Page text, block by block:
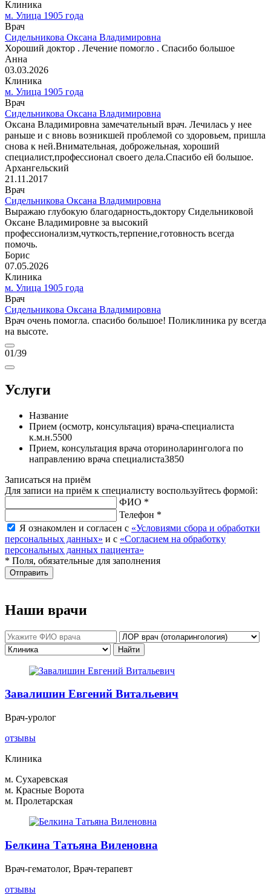
Клиника
м. Улица 1905 года
Врач
Сидельникова Оксана Владимировна
Хороший доктор . Лечение помогло . Спасибо большое
Анна
03.03.2026
Клиника
м. Улица 1905 года
Врач
Сидельникова Оксана Владимировна
Оксана Владимировна замечательный врач. Лечилась у нее
раньше и с вновь возникшей проблемой со здоровьем, пришла
снова к ней.Внимательная, доброжельная, хороший
специалист,профессионал своего дела.Спасибо ей большое.
Архангельский
21.11.2017
Врач
Сидельникова Оксана Владимировна
Выражаю глубокую благодарность,доктору Сидельниковой
Оксане Владимировне за высокий
профессионализм,чуткость,терпение,готовность всегда
помочь.
Борис
07.05.2026
Клиника
м. Улица 1905 года
Врач
Сидельникова Оксана Владимировна
Врач очень помогла. спасибо большое! Поликлиника ру всегда
на высоте.
01/39
Услуги
Название
Прием (осмотр, консультация) врача-специалиста
к.м.н.5500
Прием, консультация врача оториноларинголога по
направлению врача специалиста3850
Записаться на приём
Для записи на приём к специалисту воспользуйтесь формой:
ФИО *
Телефон *
Я ознакомлен и согласен с «Условиями сбора и обработки
персональных данных» и с «Согласием на обработку
персональных данных пациента»
* Поля, обязательные для заполнения
Отправить
Наши врачи
Завалишин Евгений Витальевич
Врач-уролог
отзывы
Клиника
м. Сухаревская
м. Красные Ворота
м. Пролетарская
Белкина Татьяна Виленовна
Врач-гематолог, Врач-терапевт
отзывы